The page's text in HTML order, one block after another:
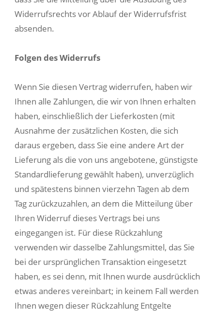
Widerrufsrechts vor Ablauf der Widerrufsfrist
absenden.
Folgen des Widerrufs
Wenn Sie diesen Vertrag widerrufen, haben wir
Ihnen alle Zahlungen, die wir von Ihnen erhalten
haben, einschließlich der Lieferkosten (mit
Ausnahme der zusätzlichen Kosten, die sich
daraus ergeben, dass Sie eine andere Art der
Lieferung als die von uns angebotene, günstigste
Standardlieferung gewählt haben), unverzüglich
und spätestens binnen vierzehn Tagen ab dem
Tag zurückzuzahlen, an dem die Mitteilung über
Ihren Widerruf dieses Vertrags bei uns
eingegangen ist. Für diese Rückzahlung
verwenden wir dasselbe Zahlungsmittel, das Sie
bei der ursprünglichen Transaktion eingesetzt
haben, es sei denn, mit Ihnen wurde ausdrücklich
etwas anderes vereinbart; in keinem Fall werden
Ihnen wegen dieser Rückzahlung Entgelte